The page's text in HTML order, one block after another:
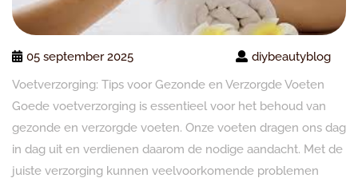
05 september 2025
diybeautyblog
Voetverzorging: Tips voor Gezonde en Verzorgde Voeten
Goede voetverzorging is essentieel voor het behoud van
gezonde en verzorgde voeten. Onze voeten dragen ons dag
in dag uit en verdienen daarom de nodige aandacht. Met de
juiste verzorging kunnen veelvoorkomende problemen